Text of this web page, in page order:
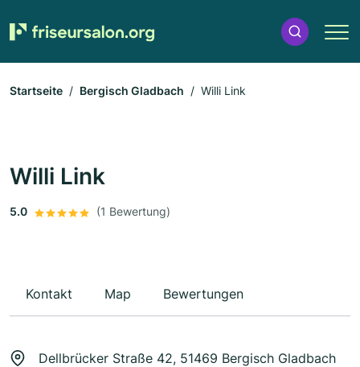
Startseite Bergisch Gladbach Willi Link
Willi Link
5.0 (1 Bewertung)
Kontakt Map Bewertungen
Dellbrücker Straße 42, 51469 Bergisch Gladbach